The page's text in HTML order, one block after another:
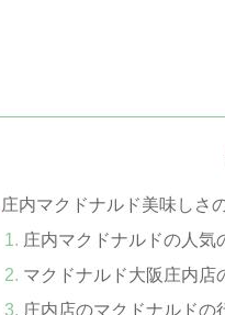
庄内マクドナルド美味しさ
庄内マクドナルドの人気
マクドナルド大阪庄内店
庄内店のマクドナルドの